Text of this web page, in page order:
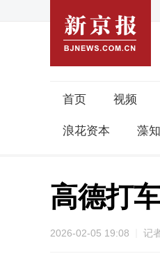
首页 视频
浪花资本 藻
高德打
2026-02-05 19:08 记